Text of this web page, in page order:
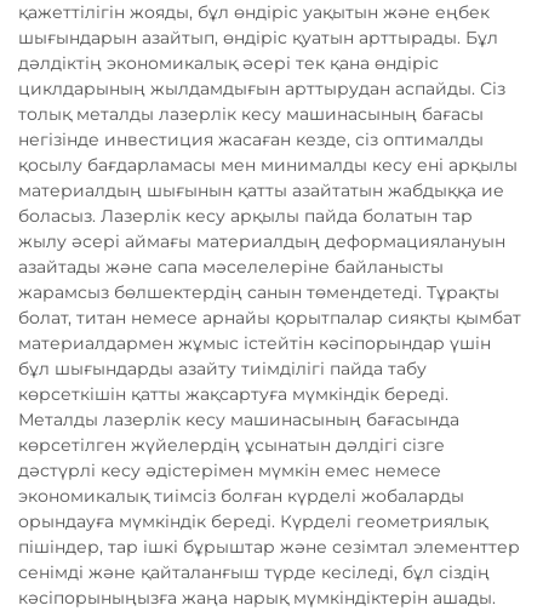
қажеттілігін жояды, бұл өндіріс уақытын және еңбек
шығындарын азайтып, өндіріс қуатын арттырады. Бұл
дәлдіктің экономикалық әсері тек қана өндіріс
циклдарының жылдамдығын арттырудан аспайды. Сіз
толық металды лазерлік кесу машинасының бағасы
негізінде инвестиция жасаған кезде, сіз оптималды
қосылу бағдарламасы мен минималды кесу ені арқылы
материалдың шығынын қатты азайтатын жабдыққа ие
боласыз. Лазерлік кесу арқылы пайда болатын тар
жылу әсері аймағы материалдың деформациялануын
азайтады және сапа мәселелеріне байланысты
жарамсыз бөлшектердің санын төмендетеді. Тұрақты
болат, титан немесе арнайы қорытпалар сияқты қымбат
материалдармен жұмыс істейтін кәсіпорындар үшін
бұл шығындарды азайту тиімділігі пайда табу
көрсеткішін қатты жақсартуға мүмкіндік береді.
Металды лазерлік кесу машинасының бағасында
көрсетілген жүйелердің ұсынатын дәлдігі сізге
дәстүрлі кесу әдістерімен мүмкін емес немесе
экономикалық тиімсіз болған күрделі жобаларды
орындауға мүмкіндік береді. Күрделі геометриялық
пішіндер, тар ішкі бұрыштар және сезімтал элементтер
сенімді және қайталанғыш түрде кесіледі, бұл сіздің
кәсіпорыныңызға жаңа нарық мүмкіндіктерін ашады.